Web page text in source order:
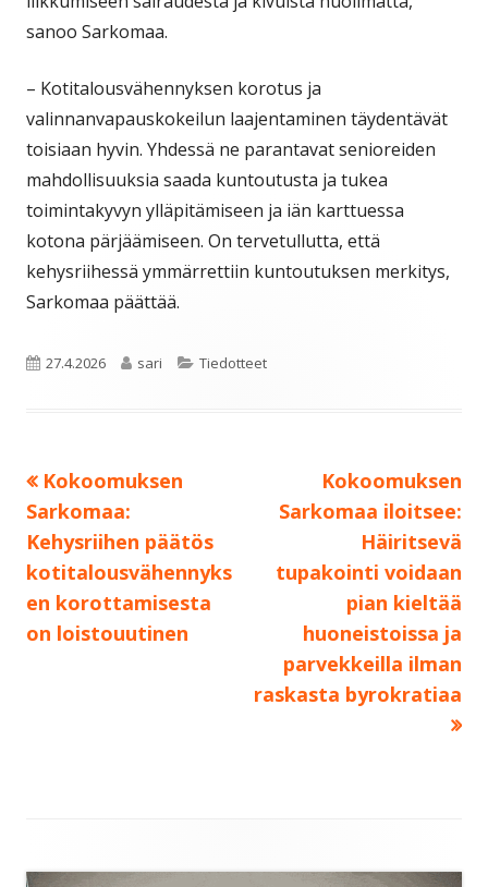
sanoo Sarkomaa.
– Kotitalousvähennyksen korotus ja
valinnanvapauskokeilun laajentaminen täydentävät
toisiaan hyvin. Yhdessä ne parantavat senioreiden
mahdollisuuksia saada kuntoutusta ja tukea
toimintakyvyn ylläpitämiseen ja iän karttuessa
kotona pärjäämiseen. On tervetullutta, että
kehysriihessä ymmärrettiin kuntoutuksen merkitys,
Sarkomaa päättää.
Julkaistu
27.4.2026 Kirjoittaja
sari Kategoriat
Tiedotteet
Artikkelien
selaus
Edellinen:
Kokoomuksen
Sarkomaa:
Kehysriihen päätös
kotitalousvähennyks
en korottamisesta
on loistouutinen
Seuraava:
Kokoomuksen
Sarkomaa iloitsee:
Häiritsevä
tupakointi voidaan
pian kieltää
huoneistoissa ja
parvekkeilla ilman
raskasta byrokratiaa
Sivupalkki